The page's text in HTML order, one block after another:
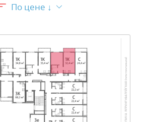
По цене ↓